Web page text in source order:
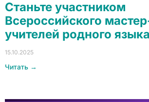
Станьте участником
Всероссийского
учителей родного языка
15.10.2025
Читать →